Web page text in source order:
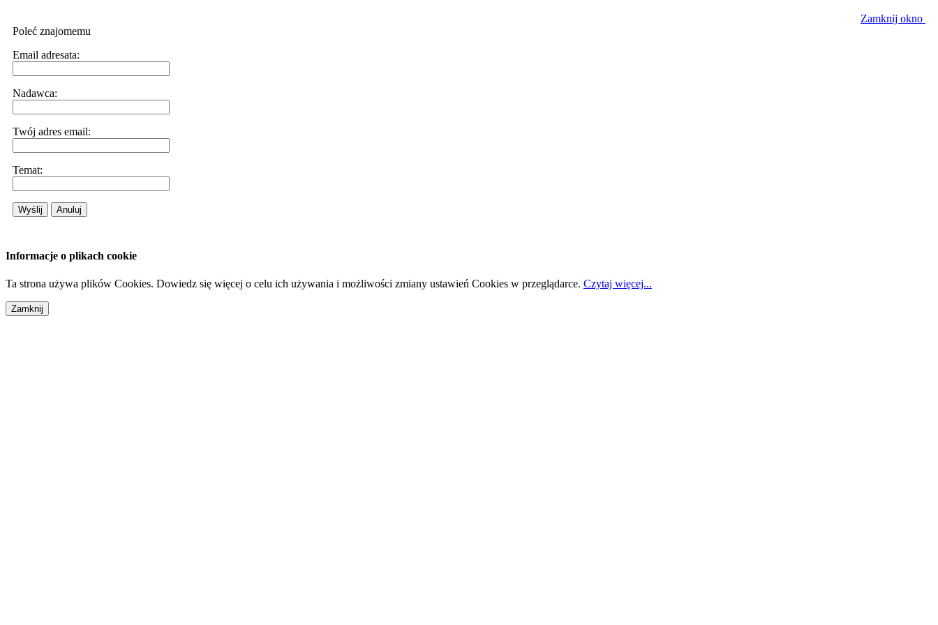
Zamknij okno
Poleć znajomemu
Email adresata:
Nadawca:
Twój adres email:
Temat:
Wyślij Anuluj
Informacje o plikach cookie
Ta strona używa plików Cookies. Dowiedz się więcej o celu ich używania i możliwości zmiany ustawień Cookies w przeglądarce. Czytaj więcej...